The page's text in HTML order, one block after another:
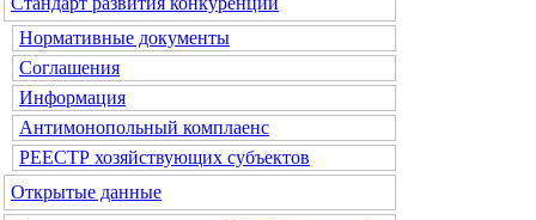
Нормативные документы
Соглашения
Информация
Антимонопольный комплаенс
РЕЕСТР хозяйствующих субъектов
Открытые данные